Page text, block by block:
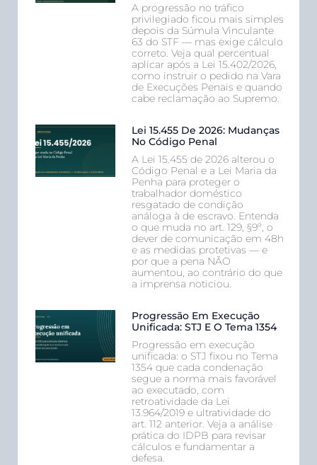
A progressão no tráfico
privilegiado ficou mais simples
depois da Súmula Vinculante
63 do STF — mas exige cálculo
correto. Veja qual percentual
aplicar após a Lei 15.402/2026,
como instruir o pedido na Vara
de Execuções Penais e quando
cabe reclamação ao Supremo.
Lei 15.455 De 2026: Mudanças
No Código Penal
A Lei 15.455 de 2026 alterou o
Código Penal e a Lei Maria da
Penha para proteger o
trabalhador doméstico
resgatado de condição
análoga à de escravo. Entenda
o que muda no art. 129, §9º, o
dever de comunicação em 48h
e as medidas protetivas — e
por que a pena NÃO
aumentou, ao contrário do que
a imprensa noticiou.
Progressão Em Execução
Unificada: STJ E O Tema 1354
Progressão em execução
unificada: o STJ fixou no Tema
1354 que cada condenação
segue a norma mais favorável
ao executado, com
retroatividade da Lei
13.964/2019 e ultratividade do
art. 112 anterior. Veja a análise
prática do IDPB para revisar
cálculos e fundamentar a
defesa.